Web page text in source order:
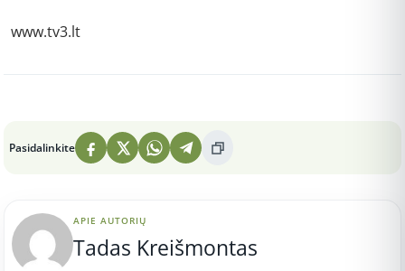
www.tv3.lt
Pasidalinkite
APIE AUTORIŲ
Tadas Kreišmontas